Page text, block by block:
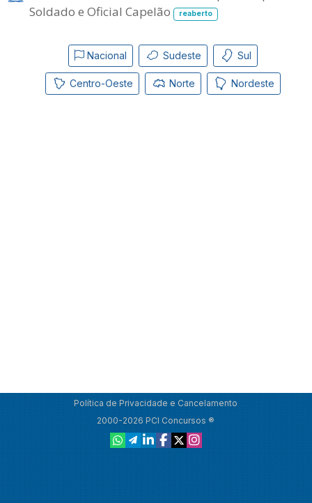
Soldado e Oficial Capelão
reaberto
Nacional Sudeste Sul
Centro-Oeste Norte Nordeste
Política de Privacidade e Cancelamento
2000-2026 PCI Concursos ®